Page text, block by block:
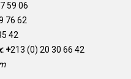
59 06
76 62
42
: +213 (0) 20 30 66 42